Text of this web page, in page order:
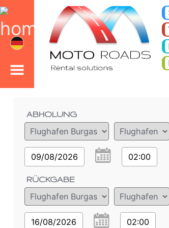
ABHOLUNG
09/08/2026 02:00
RÜCKGABE
16/08/2026 02:00